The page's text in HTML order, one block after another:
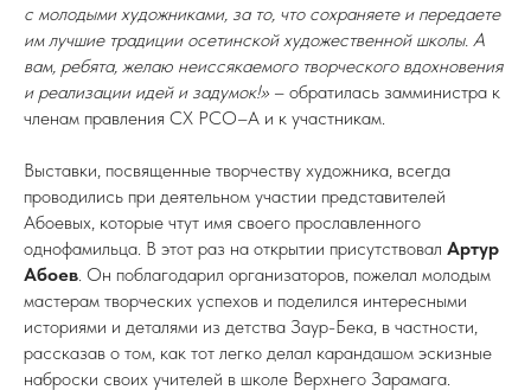
с молодыми художниками, за то, что сохраняете и передаете
им лучшие традиции осетинской художественной школы. А
вам, ребята, желаю неиссякаемого творческого вдохновения
и реализации идей и задумок!» – обратилась замминистра к
членам правления СХ РСО–А и к участникам.
Выставки, посвященные творчеству художника, всегда
проводились при деятельном участии представителей
Абоевых, которые чтут имя своего прославленного
однофамильца. В этот раз на открытии присутствовал Артур
Абоев. Он поблагодарил организаторов, пожелал молодым
мастерам творческих успехов и поделился интересными
историями и деталями из детства Заур-Бека, в частности,
рассказав о том, как тот легко делал карандашом эскизные
наброски своих учителей в школе Верхнего Зарамага.